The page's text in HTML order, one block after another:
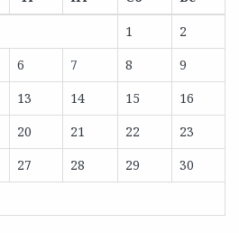
1
2
6 7 8
9
13 14 15
16
20 21 22
23
27 28 29
30